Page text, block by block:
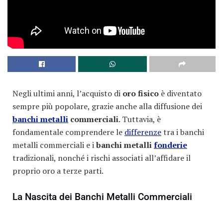
Negli ultimi anni, l’acquisto di oro fisico è diventato
sempre più popolare, grazie anche alla diffusione dei
banchi metalli commerciali. Tuttavia, è
fondamentale comprendere le differenzetra i banchi
metalli commerciali e ibanchi metallifonderie
tradizionali, nonché i rischi associati all’affidare il
proprio oro a terze parti.
La Nascita dei Banchi Metalli Commerciali